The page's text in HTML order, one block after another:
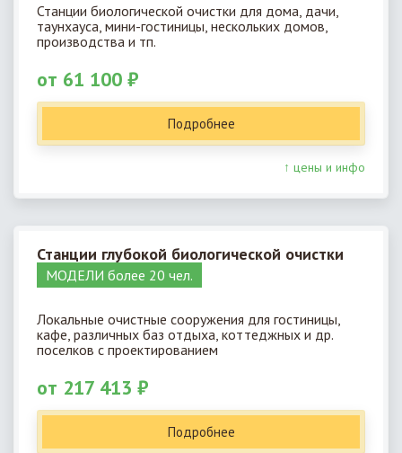
Станции биологической очистки для дома, дачи,
таунхауса, мини-гостиницы, нескольких домов,
производства и тп.
от 61 100 ₽
Подробнее
↑ цены и инфо
Станции глубокой биологической очистки
МОДЕЛИ более 20 чел.
Локальные очистные сооружения для гостиницы,
кафе, различных баз отдыха, коттеджных и др.
поселков с проектированием
от 217 413 ₽
Подробнее